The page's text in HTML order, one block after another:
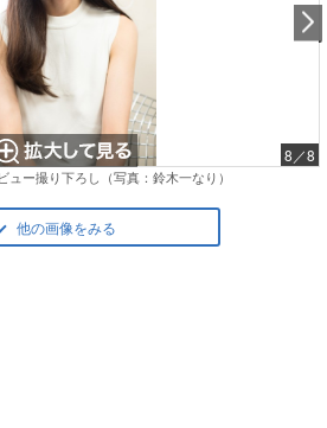
8／8
ュー撮り下ろし（写真：鈴木一なり）
他の画像をみる